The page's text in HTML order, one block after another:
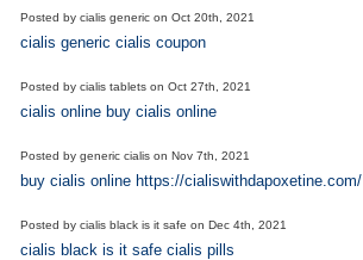
Posted bycialis genericonOct 20th, 2021
cialis generic cialis coupon
Posted bycialis tabletsonOct 27th, 2021
cialis online buy cialis online
Posted bygeneric cialisonNov 7th, 2021
buy cialis online https://cialiswithdapoxetine.com/
Posted bycialis black is it safeonDec 4th, 2021
cialis black is it safe cialis pills